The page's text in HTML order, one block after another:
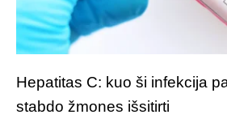
Hepatitas C: kuo ši infekcija
stabdo žmones išsitirti